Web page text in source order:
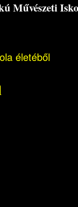
Művészeti
életéből